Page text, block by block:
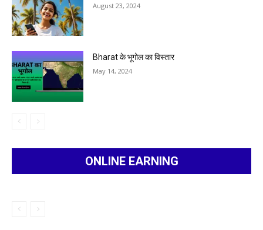
August 23, 2024
Bharat के भूगोल का विस्तार
May 14, 2024
ONLINE EARNING